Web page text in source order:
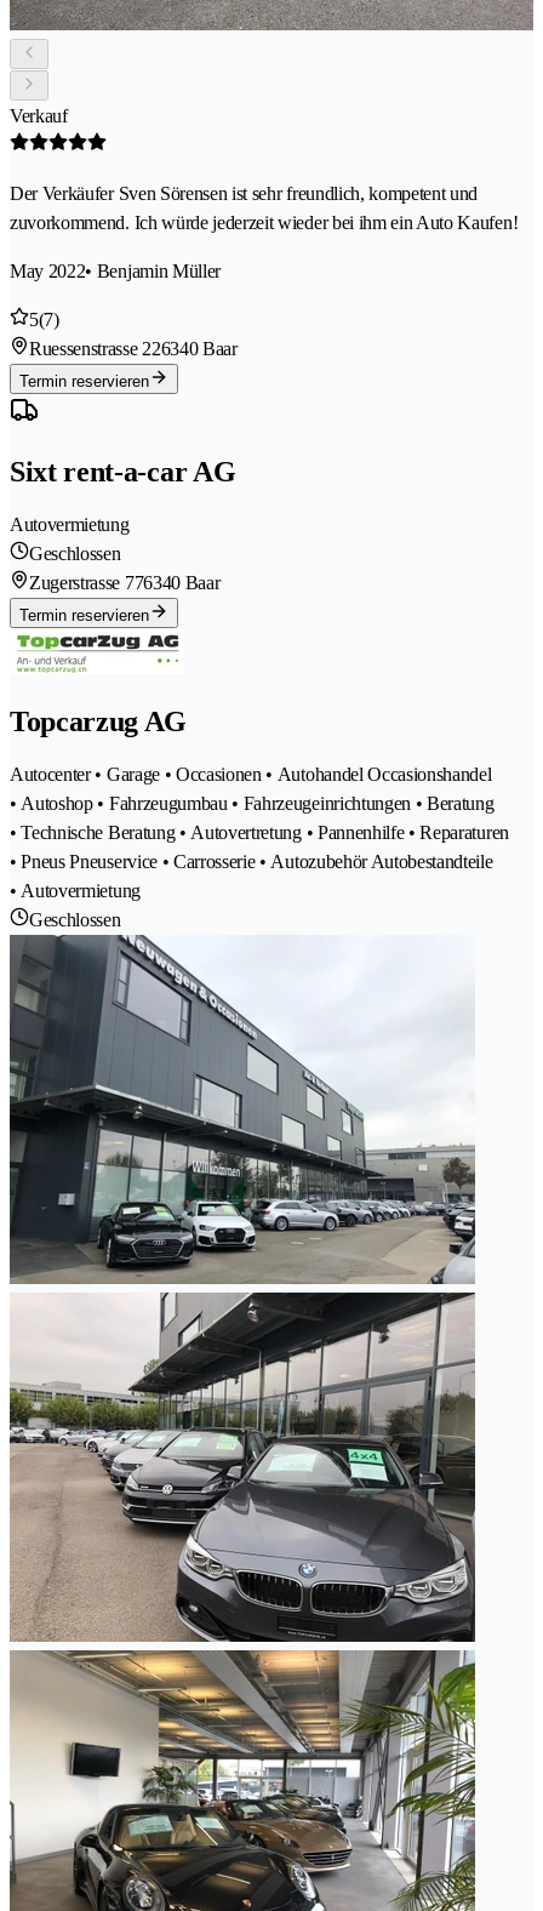
Verkauf
Der Verkäufer Sven Sörensen ist sehr freundlich, kompetent und
zuvorkommend. Ich würde jederzeit wieder bei ihm ein Auto Kaufen!
May 2022• Benjamin Müller
5(7)
Ruessenstrasse 226340 Baar
Termin reservieren
Sixt rent-a-car AG
Autovermietung
Geschlossen
Zugerstrasse 776340 Baar
Termin reservieren
Topcarzug AG
Autocenter • Garage • Occasionen • Autohandel Occasionshandel
• Autoshop • Fahrzeugumbau • Fahrzeugeinrichtungen • Beratung
• Technische Beratung • Autovertretung • Pannenhilfe • Reparaturen
• Pneus Pneuservice • Carrosserie • Autozubehör Autobestandteile
• Autovermietung
Geschlossen